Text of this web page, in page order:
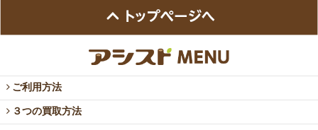
ご利用方法
３つの買取方法